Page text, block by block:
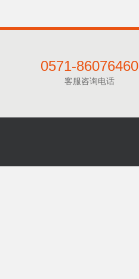
0571-86076460
客服咨询电话